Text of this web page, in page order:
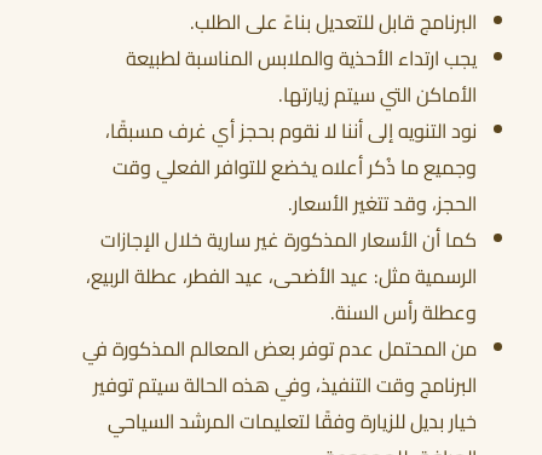
البرنامج قابل للتعديل بناءً على الطلب.
يجب ارتداء الأحذية والملابس المناسبة لطبيعة
الأماكن التي سيتم زيارتها.
نود التنويه إلى أننا لا نقوم بحجز أي غرف مسبقًا،
وجميع ما ذُكر أعلاه يخضع للتوافر الفعلي وقت
الحجز، وقد تتغير الأسعار.
كما أن الأسعار المذكورة غير سارية خلال الإجازات
الرسمية مثل: عيد الأضحى، عيد الفطر، عطلة الربيع،
وعطلة رأس السنة.
من المحتمل عدم توفر بعض المعالم المذكورة في
البرنامج وقت التنفيذ، وفي هذه الحالة سيتم توفير
خيار بديل للزيارة وفقًا لتعليمات المرشد السياحي